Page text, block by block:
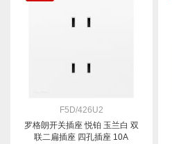
F5D/426U2
罗格朗开关插座 悦铂 玉兰白 双
联二扁插座 四孔插座 10A